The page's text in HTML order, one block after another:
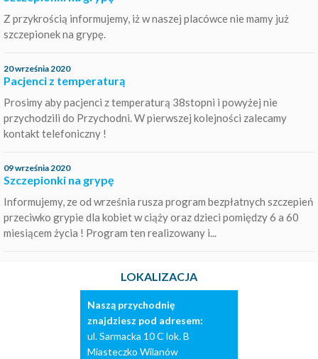
Z przykrością informujemy, iż w naszej placówce nie mamy już
szczepionek na grypę.
20 września 2020
Pacjenci z temperaturą
Prosimy aby pacjenci z temperaturą 38stopni i powyżej nie
przychodzili do Przychodni. W pierwszej kolejności zalecamy
kontakt telefoniczny !
09 września 2020
Szczepionki na grypę
Informujemy, ze od września rusza program bezpłatnych szczepień
przeciwko grypie dla kobiet w ciąży oraz dzieci pomiędzy 6 a 60
miesiącem życia ! Program ten realizowany i...
LOKALIZACJA
Naszą przychodnię
znajdziesz pod adresem:
ul. Sarmacka 10 C lok. B
Miasteczko Wilanów